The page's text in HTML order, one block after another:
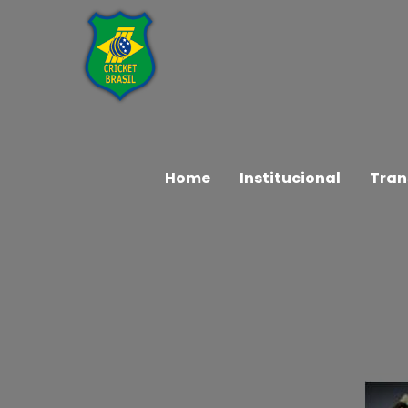
Home Institucional